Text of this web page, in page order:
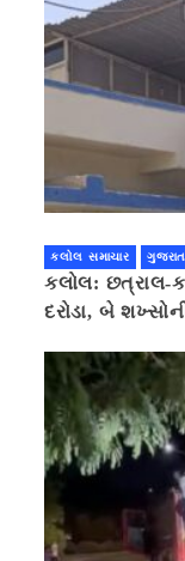
કલોલ સમાચાર
કલોલ: છત્રાલ-
દરોડા, બે